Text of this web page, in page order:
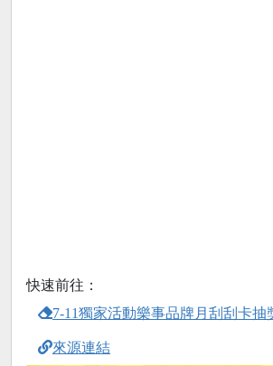
快速前往：
7-11獨家活動樂事品牌月刮刮卡抽
來源連結